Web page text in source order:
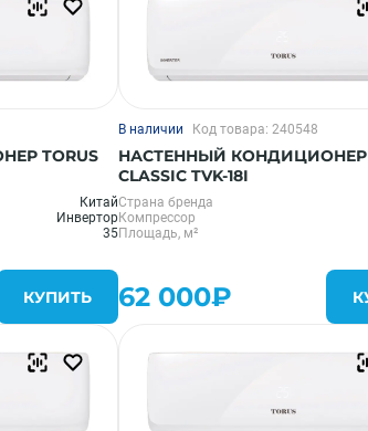
TORUS
Китай
Инвертор
35
КУПИТЬ
В наличии Код товара: 240548
НАСТЕННЫЙ КОНДИЦИОНЕР
CLASSIC TVK-18I
Страна бренда
Компрессор
Площадь, м²
62 000₽